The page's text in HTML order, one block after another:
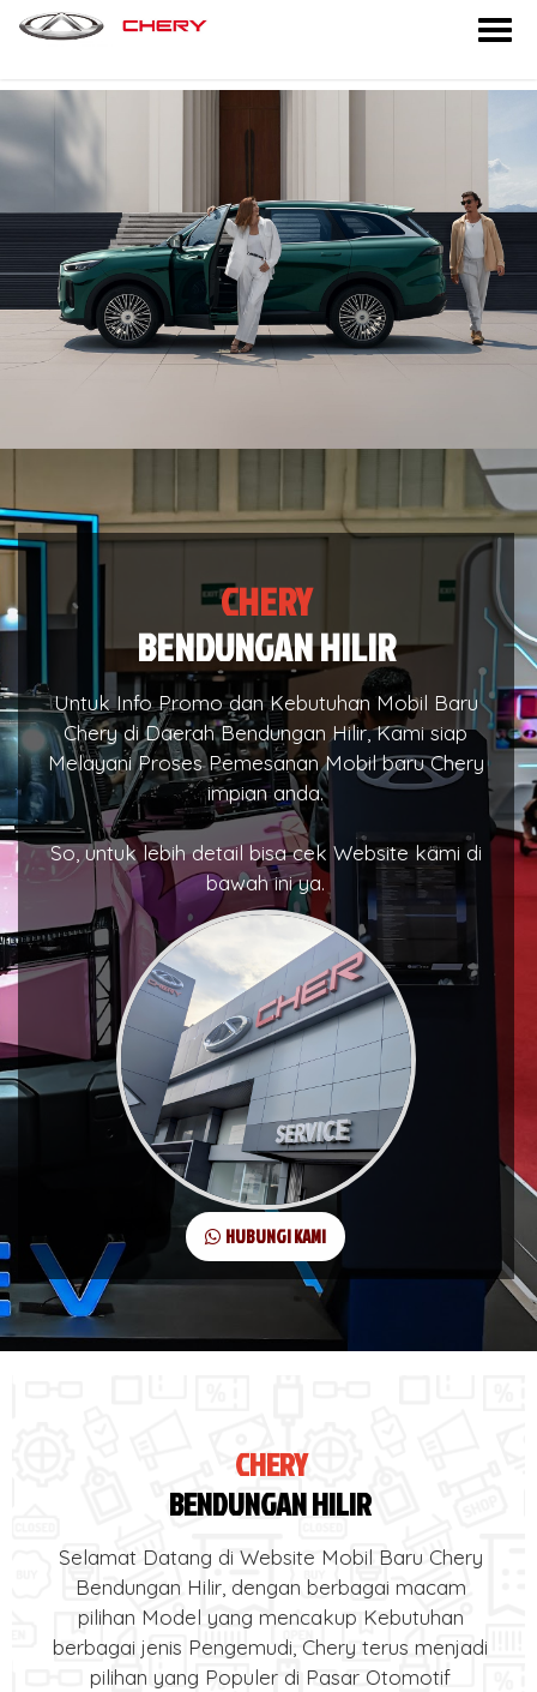
CHERY
BENDUNGAN HILIR
Untuk Info Promo dan Kebutuhan Mobil Baru
Chery di Daerah Bendungan Hilir, Kami siap
Melayani Proses Pemesanan Mobil baru Chery
impian anda.
So, untuk lebih detail bisa cek Website kami di
bawah ini ya.
HUBUNGI KAMI
CHERY
BENDUNGAN HILIR
Selamat Datang di Website Mobil Baru Chery
Bendungan Hilir, dengan berbagai macam
pilihan Model yang mencakup Kebutuhan
berbagai jenis Pengemudi, Chery terus menjadi
pilihan yang Populer di Pasar Otomotif